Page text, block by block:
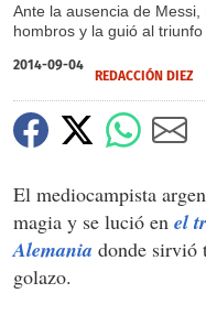
Ante la ausencia de
hombros y la guió al
2014-09-04
REDACCIÓN DIEZ
El mediocampista
magia y se lució en el
Alemania donde sirvió
golazo.